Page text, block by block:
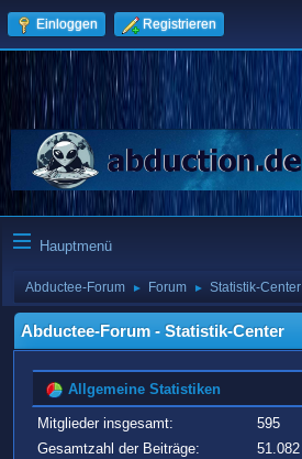
Einloggen Registrieren
Hauptmenü
Abductee-Forum ► Forum ► Statistik-Center
Abductee-Forum - Statistik-Center
Allgemeine Statistiken
Mitglieder insgesamt:
595
Gesamtzahl der Beiträge:
51.082